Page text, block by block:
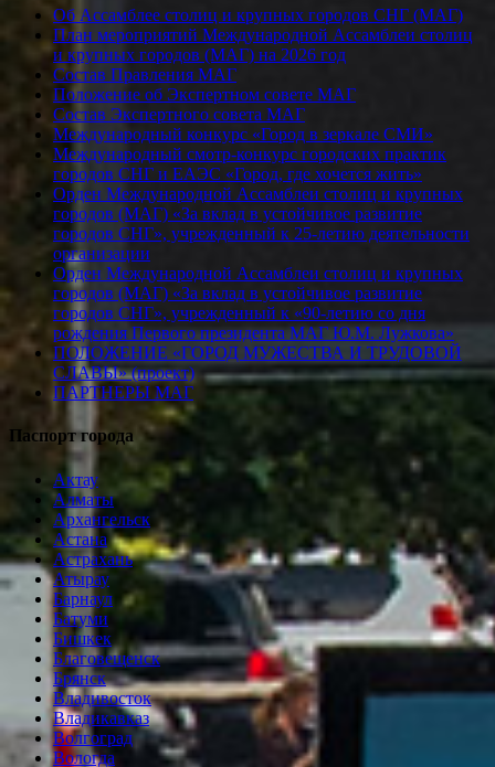
Об Ассамблее столиц и крупных городов СНГ (МАГ)
План мероприятий Международной Ассамблеи столиц
и крупных городов (МАГ) на 2026 год
Состав Правления МАГ
Положение об Экспертном совете МАГ
Состав Экспертного совета МАГ
Международный конкурс «Город в зеркале СМИ»
Международный смотр-конкурс городских практик
городов СНГ и ЕАЭС «Город, где хочется жить»
Орден Международной Ассамблеи столиц и крупных
городов (МАГ) «За вклад в устойчивое развитие
городов СНГ», учрежденный к 25-летию деятельности
организации
Орден Международной Ассамблеи столиц и крупных
городов (МАГ) «За вклад в устойчивое развитие
городов СНГ», учрежденный к «90-летию со дня
рождения Первого президента МАГ Ю.М. Лужкова»
ПОЛОЖЕНИЕ «ГОРОД МУЖЕСТВА И ТРУДОВОЙ
СЛАВЫ» (проект)
ПАРТНЕРЫ МАГ
Паспорт города
Актау
Алматы
Архангельск
Астана
Астрахань
Атырау
Барнаул
Батуми
Бишкек
Благовещенск
Брянск
Владивосток
Владикавказ
Волгоград
Вологда